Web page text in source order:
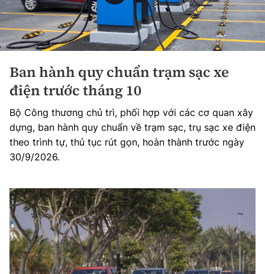
Ban hành quy chuẩn trạm sạc xe
điện trước tháng 10
Bộ Công thương chủ trì, phối hợp với các cơ quan xây
dựng, ban hành quy chuẩn về trạm sạc, trụ sạc xe điện
theo trình tự, thủ tục rút gọn, hoàn thành trước ngày
30/9/2026.